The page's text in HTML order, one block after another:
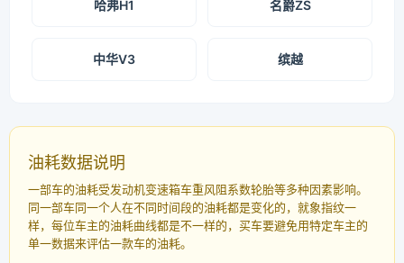
哈弗H1 名爵ZS
中华V3 缤越
油耗数据说明
一部车的油耗受发动机变速箱车重风阻系数轮胎等多种因素影响。
同一部车同一个人在不同时间段的油耗都是变化的，就象指纹一
样，每位车主的油耗曲线都是不一样的，买车要避免用特定车主的
单一数据来评估一款车的油耗。